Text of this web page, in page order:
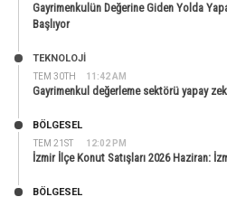
Gayrimenkulün Değerine Giden Yolda
Başlıyor
TEM 30TH 11:42 AM
TEKNOLOJİ
Gayrimenkul değerleme sektörü yapay
TEM 21ST 12:02 PM
BÖLGESEL
İzmir İlçe Konut Satışları 2026 Haziran:
BÖLGESEL